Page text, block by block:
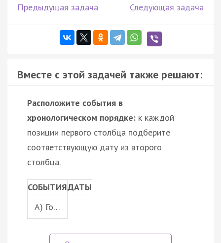
Предыдущая задача Следующая задача
Вместе с этой задачей также решают:
Расположите события в
хронологическом порядке: к каждой
позиции первого столбца подберите
соответствующую дату из второго
столбца.
СОБЫТИЯДАТЫ
A) Го…